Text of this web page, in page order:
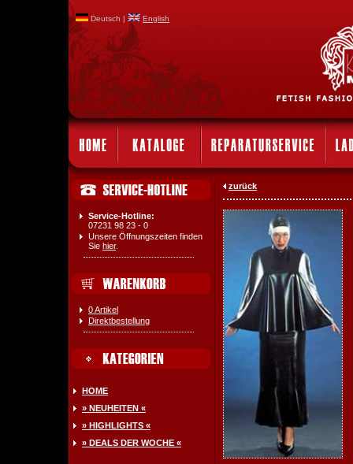
Deutsch | English
Service-Hotline:
07231 98 23 - 0
Unsere Öffnungszeiten finden
Sie hier.
0 Artikel
Direktbestellung
HOME
» NEUHEITEN «
» HIGHLIGHTS «
» DEALS DER WOCHE «
zurück